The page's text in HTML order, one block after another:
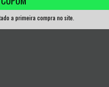
a primeira compra no site.